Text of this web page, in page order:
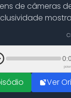
de câmeras
do principal
Araújo, de 28
deste último d...
Ver